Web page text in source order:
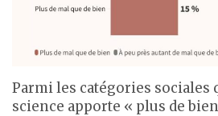
Parmi les catégories sociales
science apporte « plus de